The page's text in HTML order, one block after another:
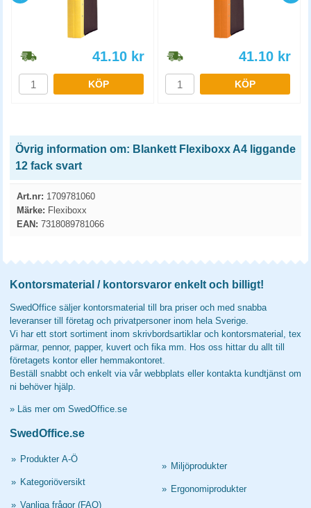
41.10 kr
KÖP
41.10 kr
KÖP
Övrig information om: Blankett Flexiboxx A4 liggande
12 fack svart
Art.nr: 1709781060
Märke: Flexiboxx
EAN: 7318089781066
Kontorsmaterial / kontorsvaror enkelt och billigt!
SwedOffice säljer kontorsmaterial till bra priser och med snabba
leveranser till företag och privatpersoner inom hela Sverige.
Vi har ett stort sortiment inom skrivbordsartiklar och kontorsmaterial, tex
pärmar, pennor, papper, kuvert och fika mm. Hos oss hittar du allt till
företagets kontor eller hemmakontoret.
Beställ snabbt och enkelt via vår webbplats eller kontakta kundtjänst om
ni behöver hjälp.
» Läs mer om SwedOffice.se
SwedOffice.se
» Produkter A-Ö
» Kategoriöversikt
» Vanliga frågor (FAQ)
» Miljöprodukter
» Ergonomiprodukter